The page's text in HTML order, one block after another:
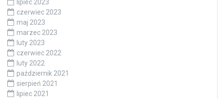
lipiec 2023
czerwiec 2023
maj 2023
marzec 2023
luty 2023
czerwiec 2022
luty 2022
październik 2021
sierpień 2021
lipiec 2021